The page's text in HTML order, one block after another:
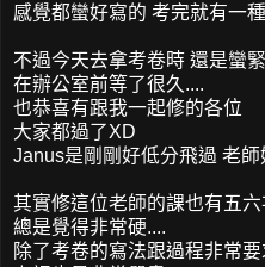
感覺都蠻好寫的 考完就有一
不過今天去拿考卷時 還是蠻
在辦公室前等了很久....
也恭喜有跟我一起修的各位
大家都過了XD
Janus是剛剛好低分飛過 老師
其實修這位老師的課也有五六
總是覺得非常硬....
除了考卷的寫法跟過程非常要